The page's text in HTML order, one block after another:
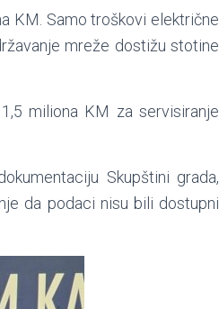
KM. Samo troškovi električne
mreže dostižu stotine
miliona KM za servisiranje
Skupštini grada,
da podaci nisu bili dostupni